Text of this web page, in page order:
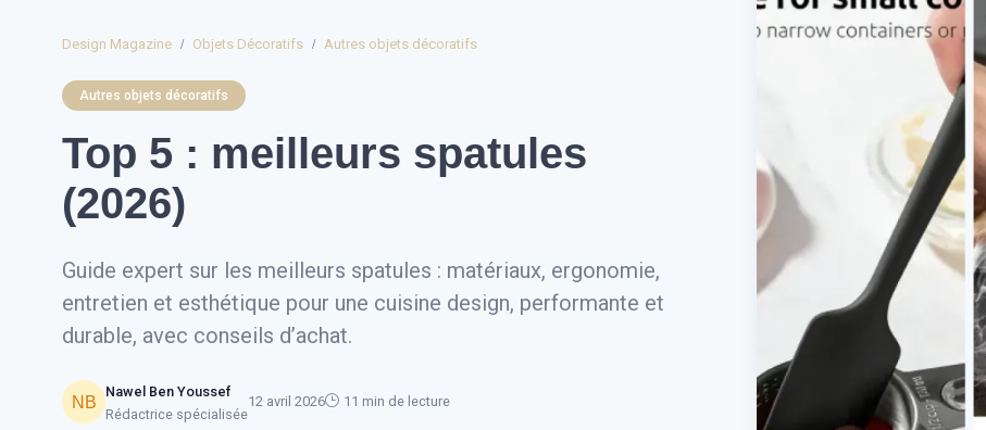
Design Magazine Objets Décoratifs Autres objets décoratifs
Autres objets décoratifs
Top 5 : meilleurs spatules
(2026)
Guide expert sur les meilleurs spatules : matériaux, ergonomie,
entretien et esthétique pour une cuisine design, performante et
durable, avec conseils d’achat.
Nawel Ben Youssef
Rédactrice spécialisée
12 avril 2026 11 min de lecture